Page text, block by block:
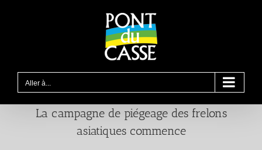
Aller à...
La campagne de piégeage des frelons
asiatiques commence